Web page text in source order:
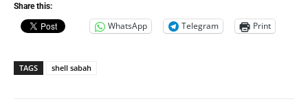
Share this:
WhatsApp Telegram Print
TAGS shell sabah